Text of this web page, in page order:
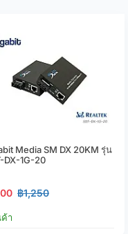
Media SM DX 20KM รุ่น
DX-1G-20
฿1,250
า